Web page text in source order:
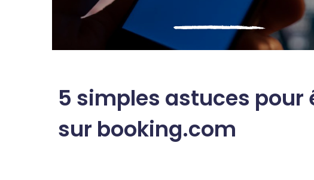
5 simples astuces pour
sur booking.com